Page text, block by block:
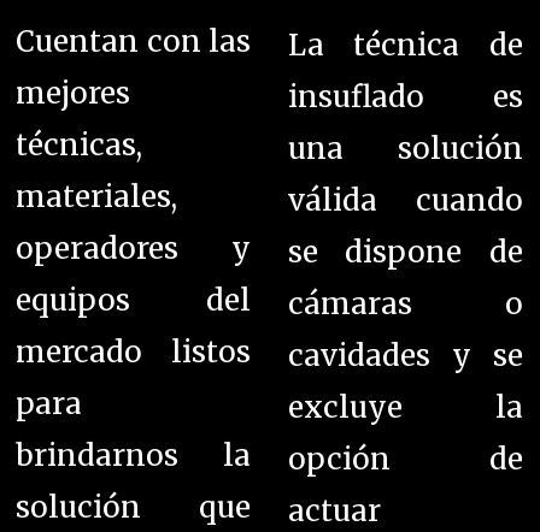
Cuentan con las
mejores
técnicas,
materiales,
operadores y
equipos del
mercado listos
para
brindarnos la
solución que
La técnica de
insuflado es
una solución
válida cuando
se dispone de
cámaras o
cavidades y se
excluye la
opción de
actuar